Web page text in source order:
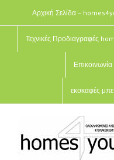
Αρχική Σελίδα –
Τεχνικές Προδιαγραφές
εκσκαφές